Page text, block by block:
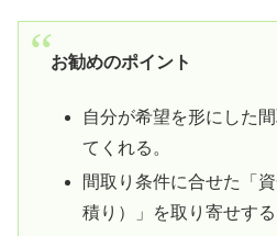
お勧めのポイント
自分が希望を形にした
てくれる。
間取り条件に合せた「
積り）」を取り寄せする